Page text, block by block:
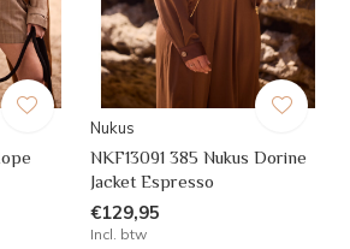
Nukus
NKF13091 385 Nukus Dorine
Jacket Espresso
€129,95
Incl. btw